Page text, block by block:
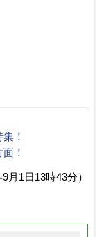
！
！
9月1日13時43分）